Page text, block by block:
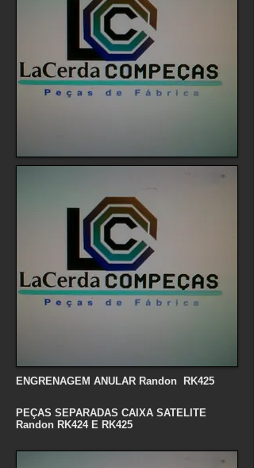
ENGRENAGEM ANULAR Randon RK425
PEÇAS SEPARADAS CAIXA SATELITE
Randon RK424 E RK425